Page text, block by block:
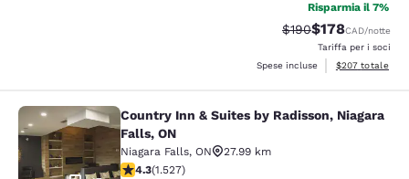
Risparmia il 7%
Tariffa di barratura:
$190Tariffa
$178CAD/notte
Tariffa per i soci
Spese incluse
Visualizza i
$207 totale
Country Inn & Suites by Radisson,
Country Inn & Suites by Radisson, Niagara
Falls, ON
Niagara Falls, ON
27.99 km
Valutazione di 4.32 stelle. Ottimo. 1527 recensioni
4.3(1.527)